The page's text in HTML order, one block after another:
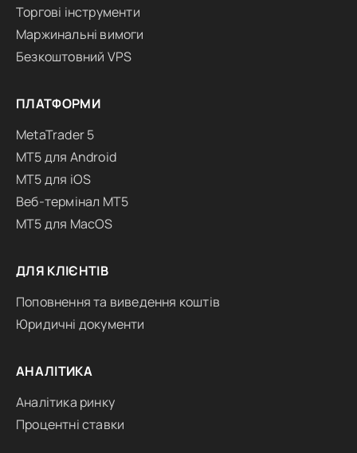
Торгові інструменти
Маржинальні вимоги
Безкоштовний VPS
ПЛАТФОРМИ
MetaTrader 5
MT5 для Android
MT5 для iOS
Веб-термінал MT5
MT5 для MacOS
ДЛЯ КЛІЄНТІВ
Поповнення та виведення коштів
Юридичні документи
АНАЛІТИКА
Аналітика ринку
Процентні ставки